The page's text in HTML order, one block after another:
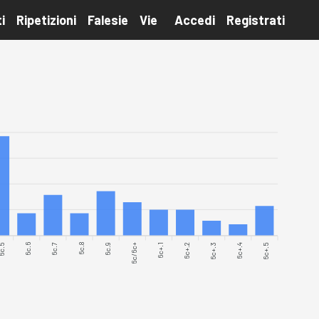
Ripetizioni Falesie Vie Accedi Registrati
6c.5 6c.6 6c.7 6c.8 6c.9 6c/6c+ 6c+.1 6c+.2 6c+.3 6c+.4 6c+.5